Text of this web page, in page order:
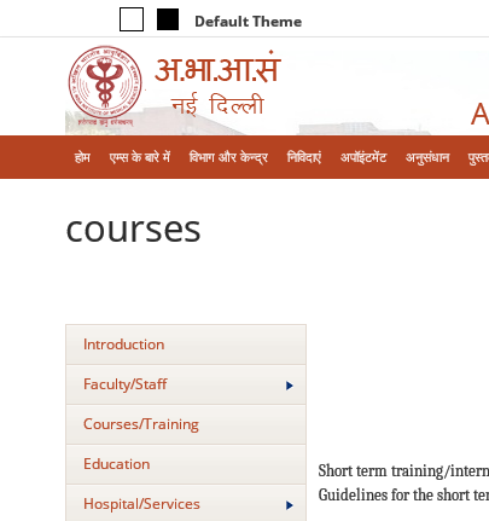
Default Theme
होम एम्‍स के बारे में विभाग और केन्‍द्र निविदाएं अपॉइंटमेंट अनुसंधान
courses
Introduction
Faculty/Staff
Courses/Training
Education
Hospital/Services
Short term training/
Guidelines for the short